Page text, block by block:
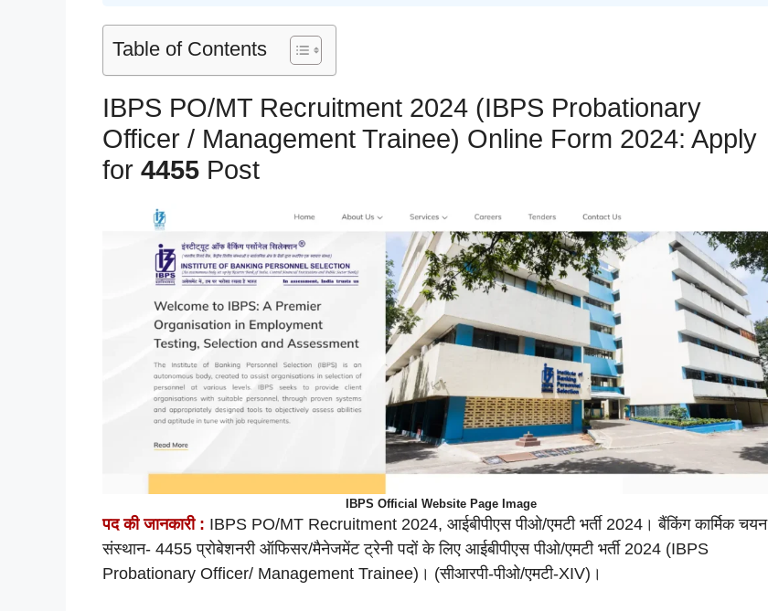
Table of Contents
IBPS PO/MT Recruitment 2024 (IBPS Probationary
Officer / Management Trainee) Online Form 2024: Apply
for 4455 Post
IBPS Official Website Page Image
पद की जानकारी : IBPS PO/MT Recruitment 2024, आईबीपीएस पीओ/एमटी भर्ती 2024। बैंकिंग कार्मिक चयन
संस्थान- 4455 प्रोबेशनरी ऑफिसर/मैनेजमेंट ट्रेनी पदों के लिए आईबीपीएस पीओ/एमटी भर्ती 2024 (IBPS
Probationary Officer/ Management Trainee)। (सीआरपी-पीओ/एमटी-XIV)।